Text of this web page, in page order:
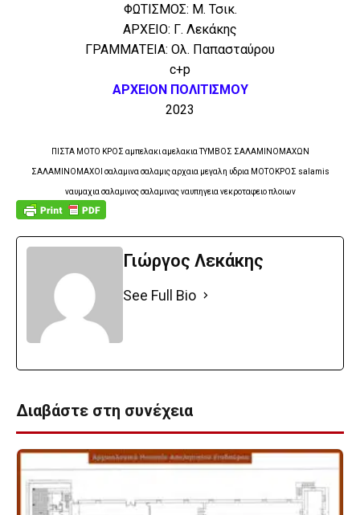
ΦΩΤΙΣΜΟΣ: Μ. Τσικ.
ΑΡΧΕΙΟ: Γ. Λεκάκης
ΓΡΑΜΜΑΤΕΙΑ: Ολ. Παπασταύρου
c+p
ΑΡΧΕΙΟΝ ΠΟΛΙΤΙΣΜΟΥ
2023
ΠΙΣΤΑ ΜΟΤΟ ΚΡΟΣ αμπελακι αμελακια ΤΥΜΒΟΣ ΣΑΛΑΜΙΝΟΜΑΧΩΝ
ΣΑΛΑΜΙΝΟΜΑΧΟΙ σαλαμινα σαλαμις αρχαια μεγαλη υδρια ΜΟΤΟΚΡΟΣ salamis
ναυμαχια σαλαμινος σαλαμινας ναυπηγεια νεκροταφειο πλοιων
Γιώργος Λεκάκης
See Full Bio
Διαβάστε στη συνέχεια